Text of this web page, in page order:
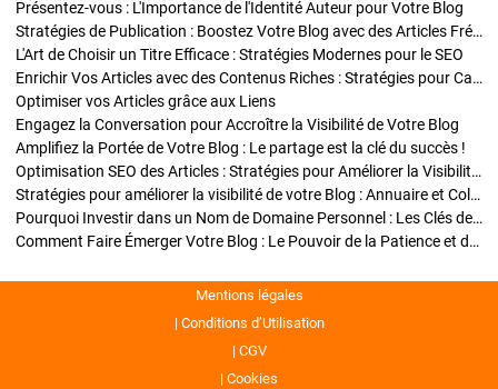
Présentez-vous : L'Importance de l'Identité Auteur pour Votre Blog
Stratégies de Publication : Boostez Votre Blog avec des Articles Fréquents et Exclusifs
L'Art de Choisir un Titre Efficace : Stratégies Modernes pour le SEO
Enrichir Vos Articles avec des Contenus Riches : Stratégies pour Captiver et Optimiser
Optimiser vos Articles grâce aux Liens
Engagez la Conversation pour Accroître la Visibilité de Votre Blog
Amplifiez la Portée de Votre Blog : Le partage est la clé du succès !
Optimisation SEO des Articles : Stratégies pour Améliorer la Visibilité de Votre Blog
Stratégies pour améliorer la visibilité de votre Blog : Annuaire et Collaborations
Pourquoi Investir dans un Nom de Domaine Personnel : Les Clés de la Réussite de Votre Blog
Comment Faire Émerger Votre Blog : Le Pouvoir de la Patience et de la Persévérance
Mentions légales
Conditions d’Utilisation
CGV
Cookies